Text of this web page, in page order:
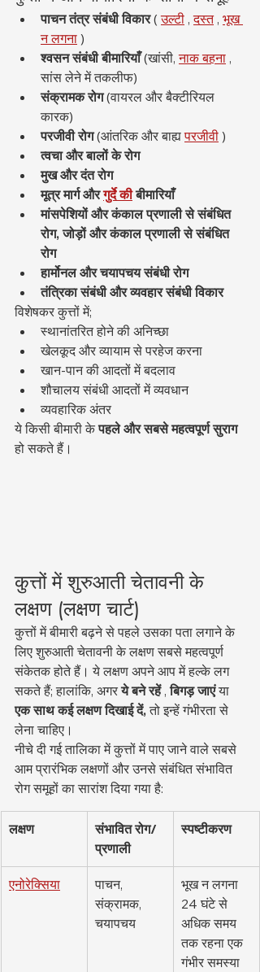
पाचन तंत्र संबंधी विकार ( उल्टी , दस्त , भूख
न लगना )
श्वसन संबंधी बीमारियाँ (खांसी, नाक बहना ,
सांस लेने में तकलीफ)
संक्रामक रोग (वायरल और बैक्टीरियल
कारक)
परजीवी रोग (आंतरिक और बाह्य परजीवी )
त्वचा और बालों के रोग
मुख और दंत रोग
मूत्र मार्ग और गुर्दे की बीमारियाँ
मांसपेशियों और कंकाल प्रणाली से संबंधित
रोग, जोड़ों और कंकाल प्रणाली से संबंधित
रोग
हार्मोनल और चयापचय संबंधी रोग
तंत्रिका संबंधी और व्यवहार संबंधी विकार
विशेषकर कुत्तों में;
स्थानांतरित होने की अनिच्छा
खेलकूद और व्यायाम से परहेज करना
खान-पान की आदतों में बदलाव
शौचालय संबंधी आदतों में व्यवधान
व्यवहारिक अंतर
ये किसी बीमारी के पहले और सबसे महत्वपूर्ण सुराग
हो सकते हैं।
कुत्तों में शुरुआती चेतावनी के
लक्षण (लक्षण चार्ट)
कुत्तों में बीमारी बढ़ने से पहले उसका पता लगाने के
लिए शुरुआती चेतावनी के लक्षण सबसे महत्वपूर्ण
संकेतक होते हैं। ये लक्षण अपने आप में हल्के लग
सकते हैं; हालांकि, अगर ये बने रहें , बिगड़ जाएं या
एक साथ कई लक्षण दिखाई दें, तो इन्हें गंभीरता से
लेना चाहिए।
नीचे दी गई तालिका में कुत्तों में पाए जाने वाले सबसे
आम प्रारंभिक लक्षणों और उनसे संबंधित संभावित
रोग समूहों का सारांश दिया गया है:
लक्षण
संभावित रोग/
प्रणाली
स्पष्टीकरण
एनोरेक्सिया
पाचन,
संक्रामक,
चयापचय
भूख न लगना
24 घंटे से
अधिक समय
तक रहना एक
गंभीर समस्या